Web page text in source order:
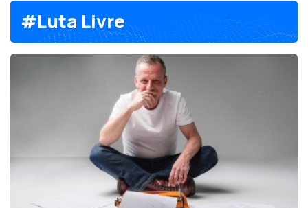
#Luta Livre